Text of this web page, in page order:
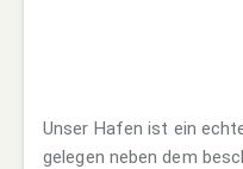
Unser Hafen ist ein
gelegen neben dem